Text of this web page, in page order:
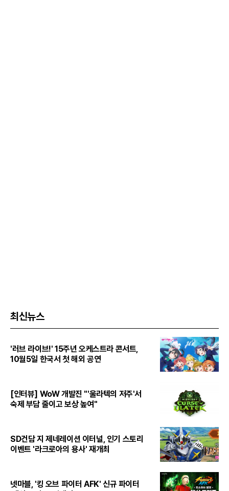
최신뉴스
'러브 라이브!' 15주년 오케스트라 콘서트,
10월5일 한국서 첫 해외 공연
[인터뷰] WoW 개발진 "'울라텍의 저주'서
숙제 부담 줄이고 보상 높여"
SD건담 지 제네레이션 이터널, 인기 스토리
이벤트 '라크로아의 용사' 재개최
넷마블, '킹 오브 파이터 AFK' 신규 파이터